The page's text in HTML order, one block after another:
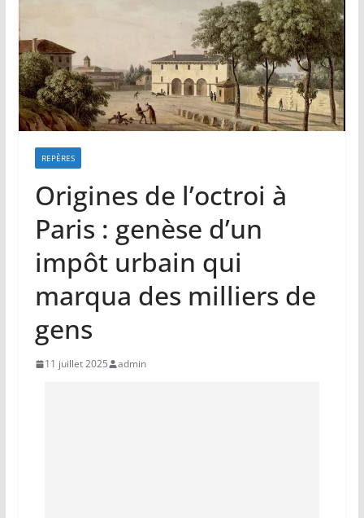
REPÈRES
Origines de l’octroi à
Paris : genèse d’un
impôt urbain qui
marqua des milliers de
gens
11 juillet 2025 admin